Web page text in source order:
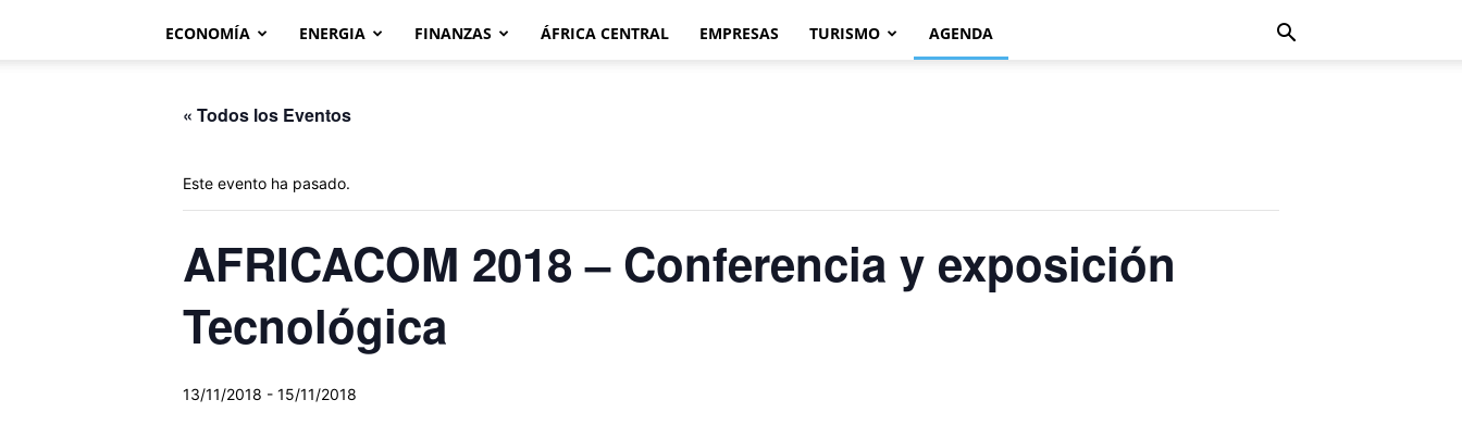
ECONOMÍA ENERGIA FINANZAS ÁFRICA CENTRAL EMPRESAS TURISMO AGENDA
« Todos los Eventos
Este evento ha pasado.
AFRICACOM 2018 – Conferencia y exposición
Tecnológica
13/11/2018 - 15/11/2018